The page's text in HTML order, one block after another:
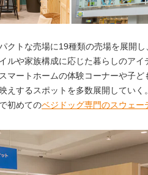
クトな売場に19種類の売場を展開
ルや家族構成に応じた暮らしのア
マートホームの体験コーナーや子
えするスポットを多数展開してい
初めてのベジドッグ専門のスウェー